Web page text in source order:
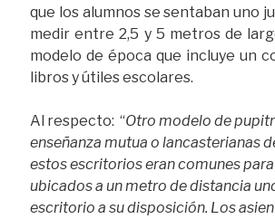
que los alumnos se sentaban uno
medir entre 2,5 y 5 metros de
modelo de época que incluye un
libros y útiles escolares.
Al respecto: “Otro modelo de
enseñanza mutua o lancasterianas
estos escritorios eran comunes
ubicados a un metro de distancia
escritorio a su disposición. Los